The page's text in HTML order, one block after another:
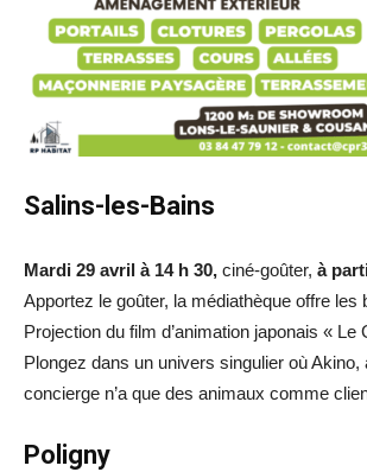
Salins-les-Bains
Mardi 29 avril à 14 h 30, ciné-goûter, à
Apportez le goûter, la médiathèque offre les
Projection du film d’animation japonais « Le
Plongez dans un univers singulier où Akino,
concierge n’a que des animaux comme
Poligny